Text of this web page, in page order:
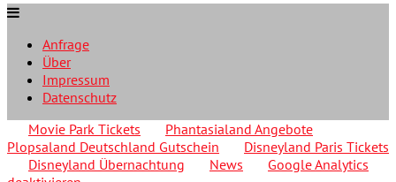
Anfrage
Über
Impressum
Datenschutz
Movie Park Tickets
Phantasialand Angebote
Plopsaland Deutschland Gutschein
Disneyland Paris Tickets
Disneyland Übernachtung
News
Google Analytics